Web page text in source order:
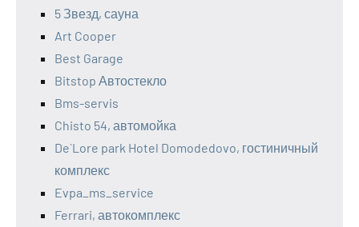
5 Звезд, сауна
Art Cooper
Best Garage
Bitstop Автостекло
Bms-servis
Chisto 54, автомойка
De`Lore park Hotel Domodedovo, гостиничный
комплекс
Evpa_ms_service
Ferrari, автокомплекс